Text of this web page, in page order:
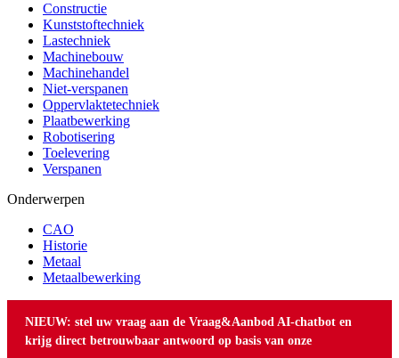
Constructie
Kunststoftechniek
Lastechniek
Machinebouw
Machinehandel
Niet-verspanen
Oppervlaktetechniek
Plaatbewerking
Robotisering
Toelevering
Verspanen
Onderwerpen
CAO
Historie
Metaal
Metaalbewerking
NIEUW: stel uw vraag aan de Vraag&Aanbod AI-chatbot en
krijg direct betrouwbaar antwoord op basis van onze